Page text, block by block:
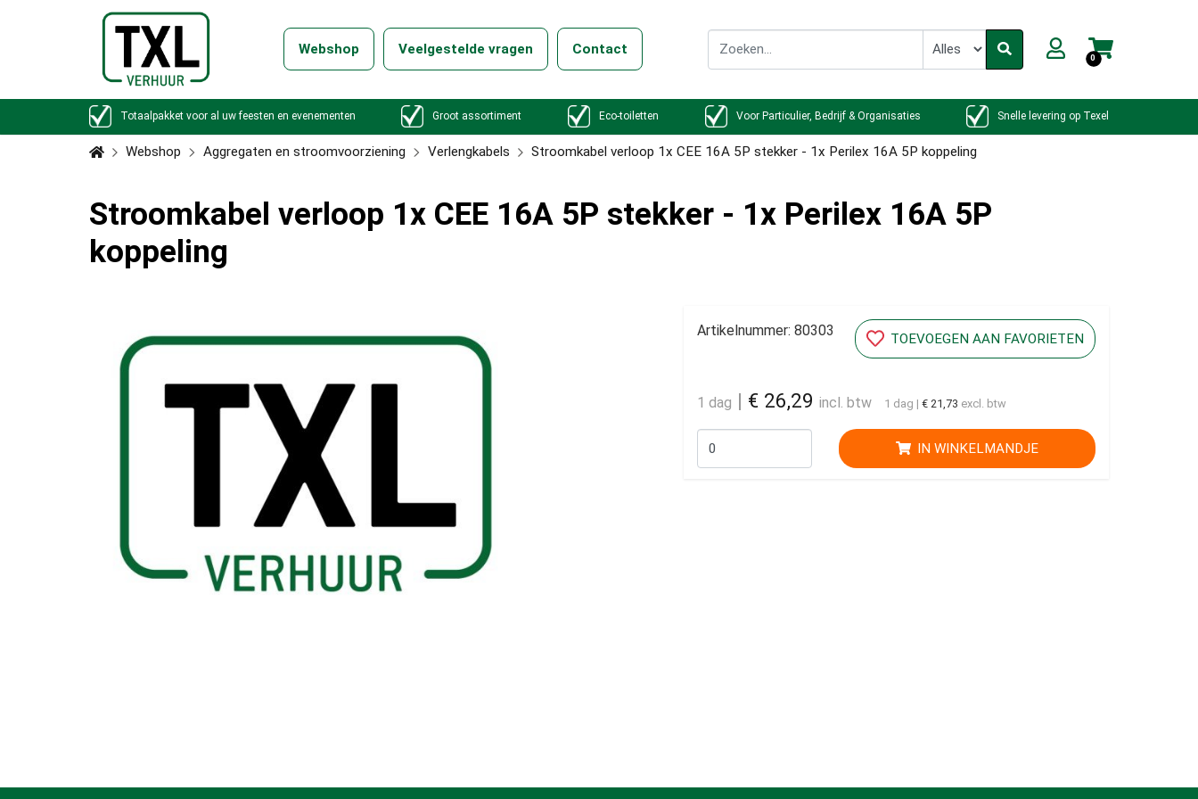
0
Webshop Veelgestelde vragen Contact
Totaalpakket voor al uw feesten en evenementen Groot assortiment Eco-toiletten Voor Particulier, Bedrijf & Organisaties Snelle levering op Texel
Webshop Aggregaten en stroomvoorziening Verlengkabels Stroomkabel verloop 1x CEE 16A 5P stekker - 1x Perilex 16A 5P koppeling
Stroomkabel verloop 1x CEE 16A 5P stekker - 1x Perilex 16A 5P
koppeling
Artikelnummer: 80303
1 dag | € 26,29 incl. btw 1 dag | € 21,73 excl. btw
IN WINKELMANDJE
TOEVOEGEN AAN FAVORIETEN